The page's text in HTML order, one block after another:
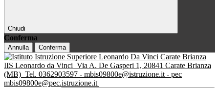
Chiudi
Conferma
Annulla Conferma
IIS Leonardo da Vinci Via A. De Gasperi 1, 20841 Carate Brianza
(MB) Tel. 0362903597 - mbis09800e@istruzione.it - pec
mbis09800e@pec.istruzione.it